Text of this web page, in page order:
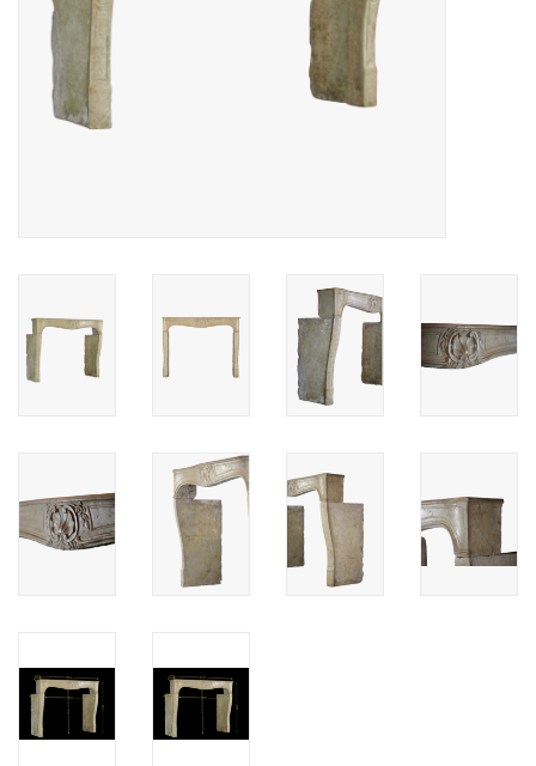
Vloeren - Steen, Terra Cotta
& Marmer
Outlet
Login